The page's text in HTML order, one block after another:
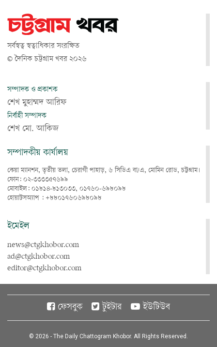
সর্বস্বত্ব স্বত্বাধিকার সংরক্ষিত
© দৈনিক চট্টগ্রাম খবর ২০২৬
সম্পাদক ও প্রকাশক
শেখ মুহাম্মদ আরিফ
নির্বাহী সম্পাদক
শেখ মো. আকিজ
সম্পাদকীয় কার্যালয়
কেয়া ম্যানশন, তৃতীয় তলা, চেরাগী পাহাড়, ৬ সিডিএ বা/এ, মোমিন রোড, চট্টগ্রাম।
ফোন: ০২-৩৩৩৩৫৭৬৯৯
মোবাইল: ০১৮১৪-৮১৩০৩৩, ০১৭৬০-৬৯৮০৯৮
হোয়াটসঅ্যাপ : +৮৮০১৭৬০৬৯৮০৯৮
ইমেইল
news@ctgkhobor.com
ad@ctgkhobor.com
editor@ctgkhobor.com
ফেসবুক টুইটার ইউটিউব
© 2026 - The Daily Chattogram Khobor. All Rights Reserved.